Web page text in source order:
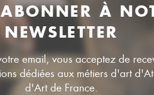
À
NEWSLETTER
email, vous acceptez de
dédiées aux métiers d'art
d'Art de France.